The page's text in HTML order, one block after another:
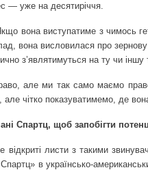
— уже на десятиріччя.
вона виступатиме з чимось
вона висловилася про зернову
з’являтимуться на ту чи іншу
але ми так само маємо
але чітко показуватимемо, де
Спартц, щоб запобігти
листи з такими
в українсько-